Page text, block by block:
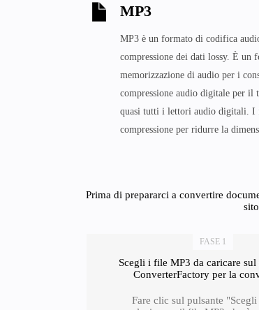
MP3
MP3 è un formato di codifica
compressione dei dati lossy. È un
memorizzazione di audio per i
compressione audio digitale per il
quasi tutti i lettori audio digitali.
compressione per ridurre la
Prima di prepararci a convertire
FASE 1
Scegli i file MP3 da caricare sul
ConverterFactory per la
Fare clic sul pulsante